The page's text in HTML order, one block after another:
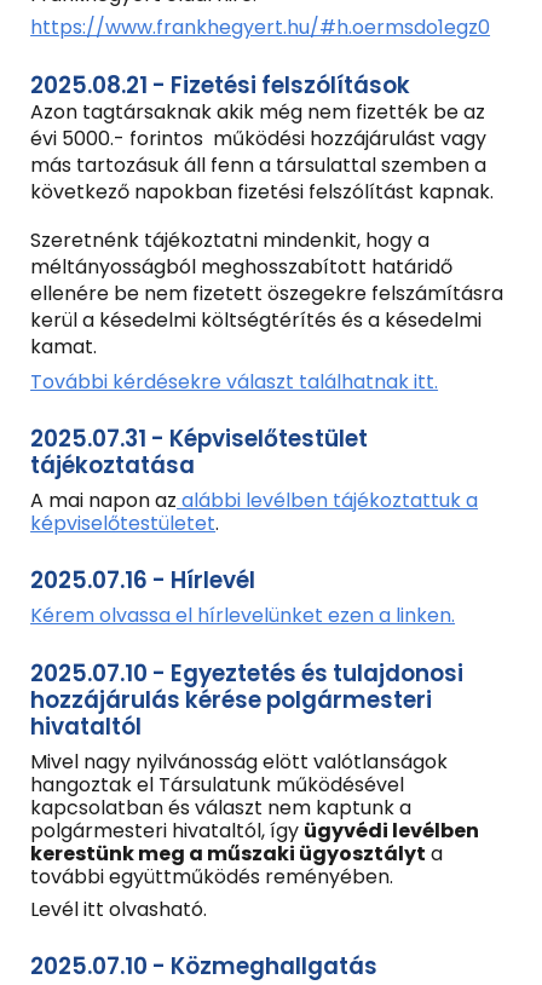
https://www.frankhegyert.hu/#h.oermsdo1egz0
2025.08.21 - Fizetési felszólítások
Azon tagtársaknak akik még nem fizették be az
évi 5000.- forintos működési hozzájárulást vagy
más tartozásuk áll fenn a társulattal szemben a
következő napokban fizetési felszólítást kapnak.
Szeretnénk tájékoztatni mindenkit, hogy a
méltányosságból meghosszabított határidő
ellenére be nem fizetett öszegekre felszámításra
kerül a késedelmi költségtérítés és a késedelmi
kamat.
További kérdésekre választ találhatnak itt.
2025.07.31 - Képviselőtestület
tájékoztatása
A mai napon az alábbi levélben tájékoztattuk a
képviselőtestületet.
2025.07.16 - Hírlevél
Kérem olvassa el hírlevelünket ezen a linken.
2025.07.10 - Egyeztetés és tulajdonosi
hozzájárulás kérésepolgármesteri
hivataltól
Mivel nagy nyilvánosság elött valótlanságok
hangoztak el Társulatunk működésével
kapcsolatban és választ nem kaptunk a
polgármesteri hivataltól, így ügyvédi levélben
kerestünk meg a műszaki ügyosztályt a
további együttműködés reményében.
Levél itt olvasható.
2025.07.10 - Közmeghallgatás